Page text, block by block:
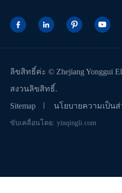
   
ลิขสิทธิ์ค่ะ © Zhejiang Yonggui
สงวนลิขสิทธิ์.
Sitemap
นโยบายความเป็น
ขับเคลื่อนโดย: yinqingli.com